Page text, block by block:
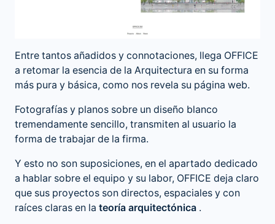
Entre tantos añadidos y connotaciones, llega OFFICE
a retomar la esencia de la Arquitectura en su forma
más pura y básica, como nos revela su página web.
Fotografías y planos sobre un diseño blanco
tremendamente sencillo, transmiten al usuario la
forma de trabajar de la firma.
Y esto no son suposiciones, en el apartado dedicado
a hablar sobre el equipo y su labor, OFFICE deja claro
que sus proyectos son directos, espaciales y con
raíces claras en la teoría arquitectónica .